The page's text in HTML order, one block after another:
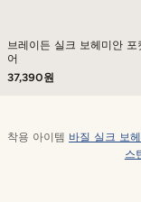
브레이든 실크 보헤미안 포
어
37,390원
착용 아이템 바질 실크 보
스